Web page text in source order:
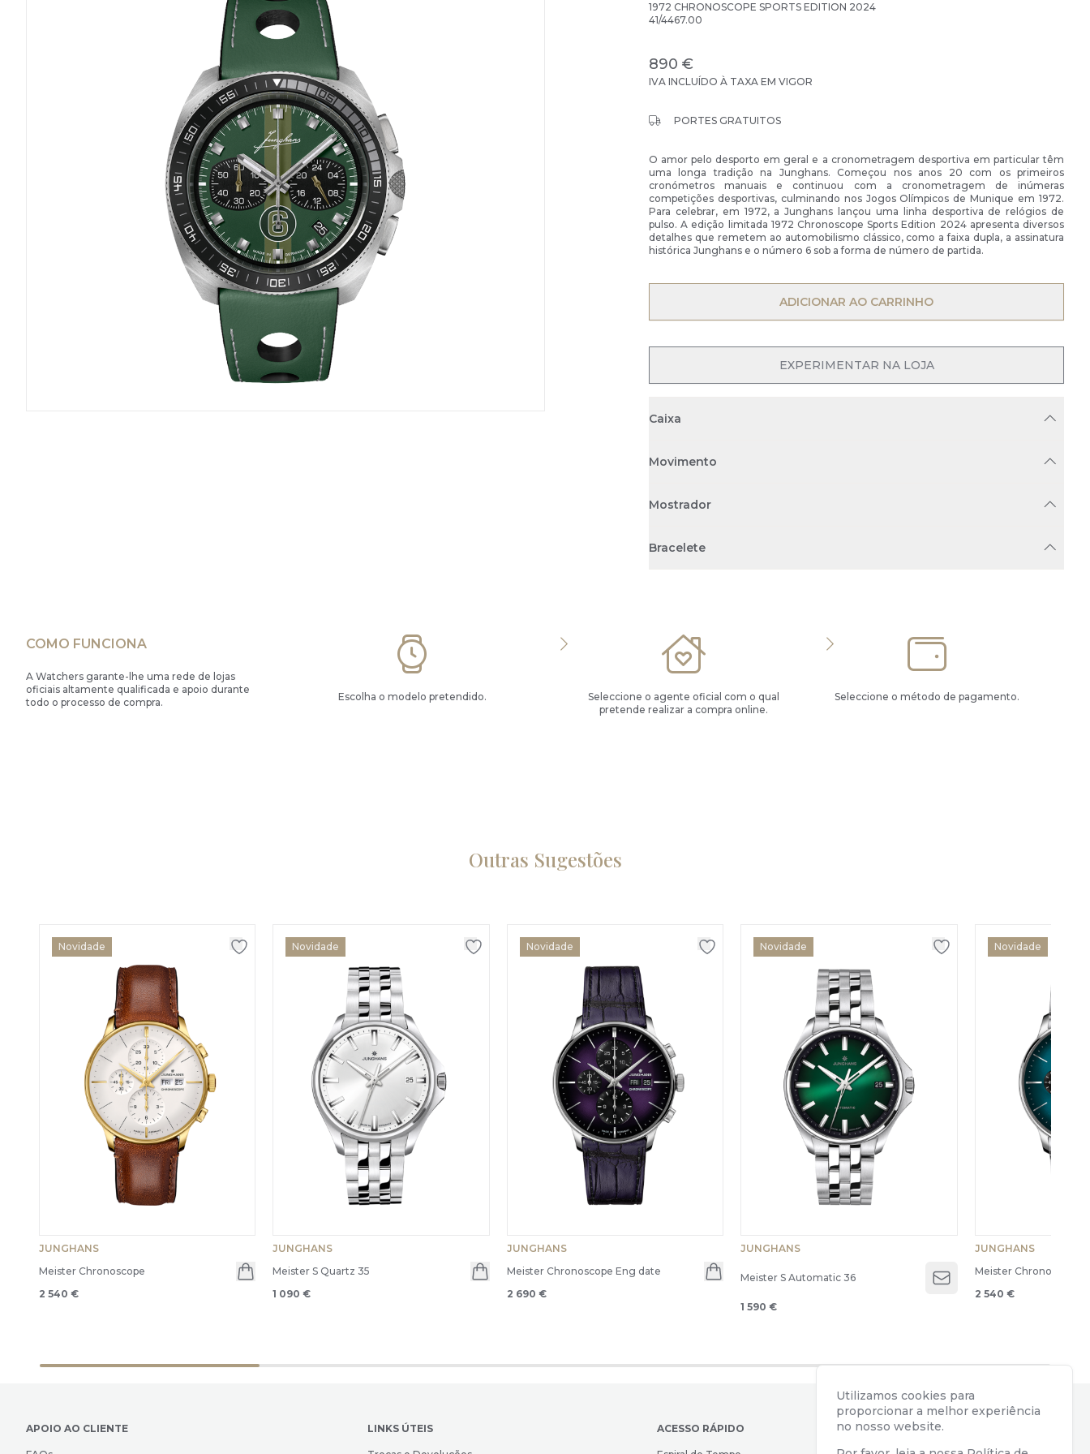
1972 CHRONOSCOPE SPORTS EDITION 2024
41/4467.00
890 €
IVA INCLUÍDO À TAXA EM VIGOR
PORTES GRATUITOS
O amor pelo desporto em geral e a cronometragem desportiva em particular têm
uma longa tradição na Junghans. Começou nos anos 20 com os primeiros
cronómetros manuais e continuou com a cronometragem de inúmeras
competições desportivas, culminando nos Jogos Olímpicos de Munique em 1972.
Para celebrar, em 1972, a Junghans lançou uma linha desportiva de relógios de
pulso. A edição limitada 1972 Chronoscope Sports Edition 2024 apresenta diversos
detalhes que remetem ao automobilismo clássico, como a faixa dupla, a assinatura
histórica Junghans e o número 6 sob a forma de número de partida.
OPEN MENU
ADICIONAR AO CARRINHO
OPEN MENU
EXPERIMENTAR NA LOJA
Caixa
Movimento
Mostrador
Bracelete
COMO FUNCIONA
A Watchers garante-lhe uma rede de lojas
oficiais altamente qualificada e apoio durante
todo o processo de compra.
Escolha o modelo pretendido.
Seleccione o agente oficial com o qual
pretende realizar a compra online.
Seleccione o método de pagamento.
Outras Sugestões
Novidade
JUNGHANS
Meister Chronoscope
2 540 €
Novidade
JUNGHANS
Meister S Quartz 35
1 090 €
Novidade
JUNGHANS
Meister Chronoscope Eng date
2 690 €
Novidade
JUNGHANS
Meister S Automatic 36
Open menu
1 590 €
Novidade
JUNGHANS
Meister Chronoscope
2 540 €
APOIO AO CLIENTE LINKS ÚTEIS ACESSO RÁPIDO CONTACTOS
Utilizamos cookies para
proporcionar a melhor experiência
no nosso website.